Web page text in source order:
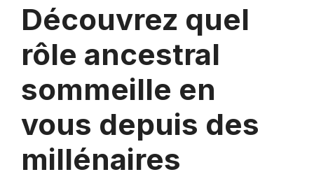
Découvrez quel
rôle ancestral
sommeille en
vous depuis des
millénaires